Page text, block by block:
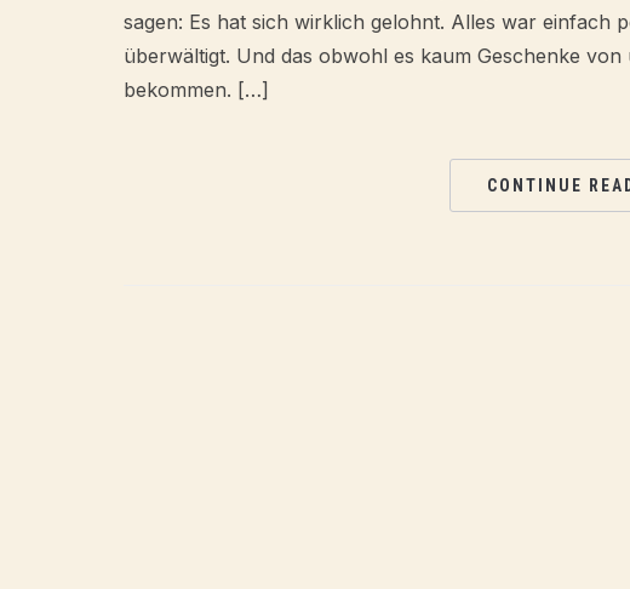
sagen: Es hat sich wirklich gelohnt. Alles war einfach
überwältigt. Und das obwohl es kaum Geschenke
bekommen. […]
CONTINUE